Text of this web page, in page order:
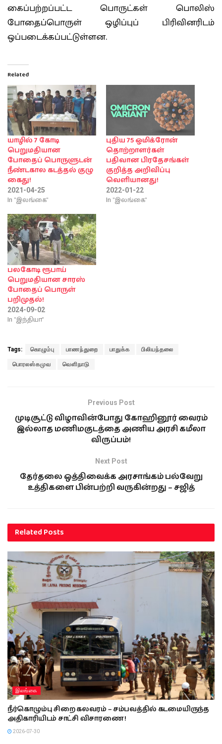
கைப்பற்றப்பட்ட பொருட்கள் பொலிஸ்
போதைப்பொருள் ஒழிப்புப் பிரிவினரிடம்
ஒப்படைக்கப்பட்டுள்ளன.
Related
யாழில் 7 கோடி
பெறுமதியான
போதைப் பொருளுடன்
நீண்டகால கடத்தல் குழு
கைது!
2021-04-25
In "இலங்கை"
புதிய 75 ஒமிக்ரோன்
தொற்றாளர்கள்
பதிவான பிரதேசங்கள்
குறித்த அறிவிப்பு
வெளியானது!
2022-01-22
In "இலங்கை"
பலகோடி ரூபாய்
பெறுமதியான சாரஸ்
போதைப் பொருள்
பறிமுதல்!
2024-09-02
In "இந்தியா"
Tags: கொழும்பு பாணந்துறை பாதுக்க பிலியந்தலை
பொரலஸ்கமுவ வெளிநாடு
Previous Post
முடிசூட்டு விழாவின்போது கோஹினூர் வைரம்
இல்லாத மணிமகுடத்தை அணிய அரசி கமீலா
விருப்பம்!
Next Post
தேர்தலை ஒத்திவைக்க அரசாங்கம் பல்வேறு
உத்திகளை பின்பற்றி வருகின்றது – சஜித்
RelatedPosts
இலங்கை
நீர்கொழும்பு சிறை கலவரம் – சம்பவத்தில் கடமையிருந்த
அதிகாரியிடம் சாட்சி விசாரணை !
2026-07-30